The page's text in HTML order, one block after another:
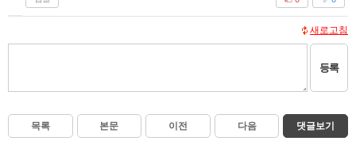
새로고침
등록
목록 본문 이전 다음 댓글보기